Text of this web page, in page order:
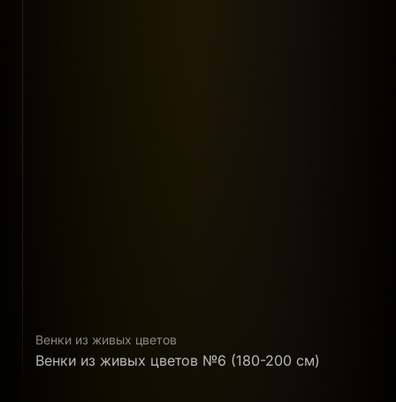
Венки из живых цветов
Венки из живых цветов №6 (180-200 см)